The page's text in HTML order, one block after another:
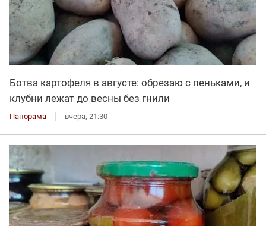
Ботва картофеля в августе: обрезаю с пеньками, и
клубни лежат до весны без гнили
Панорама вчера, 21:30